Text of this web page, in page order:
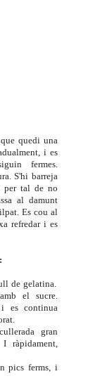
quedi una
i es
fermes.
S'hi barreja
per tal de no
al damunt
Es cou al
refredar i es
de gelatina.
el sucre.
es continua
gran
ràpidament,
pics ferms, i